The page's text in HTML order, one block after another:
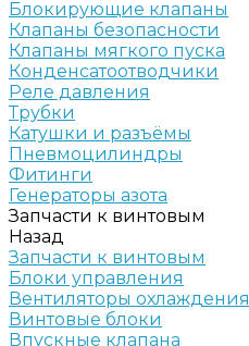
Блокирующие клапаны
Клапаны безопасности
Клапаны мягкого пуска
Конденсатоотводчики
Реле давления
Трубки
Катушки и разъёмы
Пневмоцилиндры
Фитинги
Генераторы азота
Запчасти к винтовым
Назад
Запчасти к винтовым
Блоки управления
Вентиляторы охлаждения
Винтовые блоки
Впускные клапана